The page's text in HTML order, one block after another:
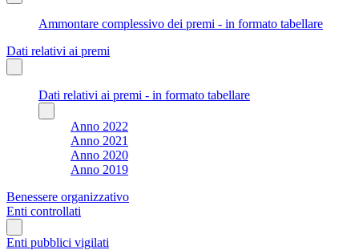
Ammontare complessivo dei premi - in formato tabellare
Dati relativi ai premi
Dati relativi ai premi - in formato tabellare
Anno 2022
Anno 2021
Anno 2020
Anno 2019
Benessere organizzativo
Enti controllati
Enti pubblici vigilati